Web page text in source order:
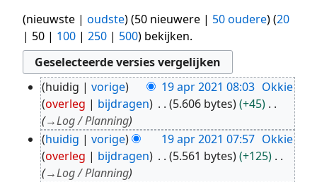
(nieuwste | oudste) (50 nieuwere | 50 oudere) (20
| 50 | 100 | 250 | 500) bekijken.
19
apr
2021
huidig vorige 19 apr 2021 08:03 Okkie
overleg
bijdragen 5.606 bytes
+45
→Log / Planning
huidig
vorige 19 apr 2021 07:57 Okkie
overleg
bijdragen 5.561 bytes
+125
→Log / Planning